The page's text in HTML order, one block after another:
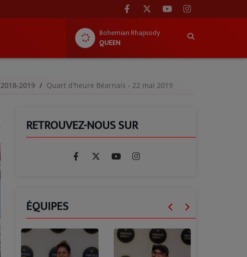
Bohemian Rhapsody
QUEEN
2019 Quart d'heure Béarnais - 22 mai 2019
RETROUVEZ-NOUS SUR
ÉQUIPES